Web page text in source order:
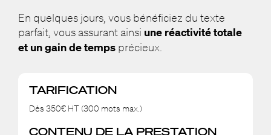
En quelques jours, vous bénéficiez du texte
parfait, vous assurant ainsi une réactivité totale
et un gain de tempsprécieux.
TARIFICATION
Dès 350€ HT (300 mots max.)
CONTENU DE LA PRESTATION